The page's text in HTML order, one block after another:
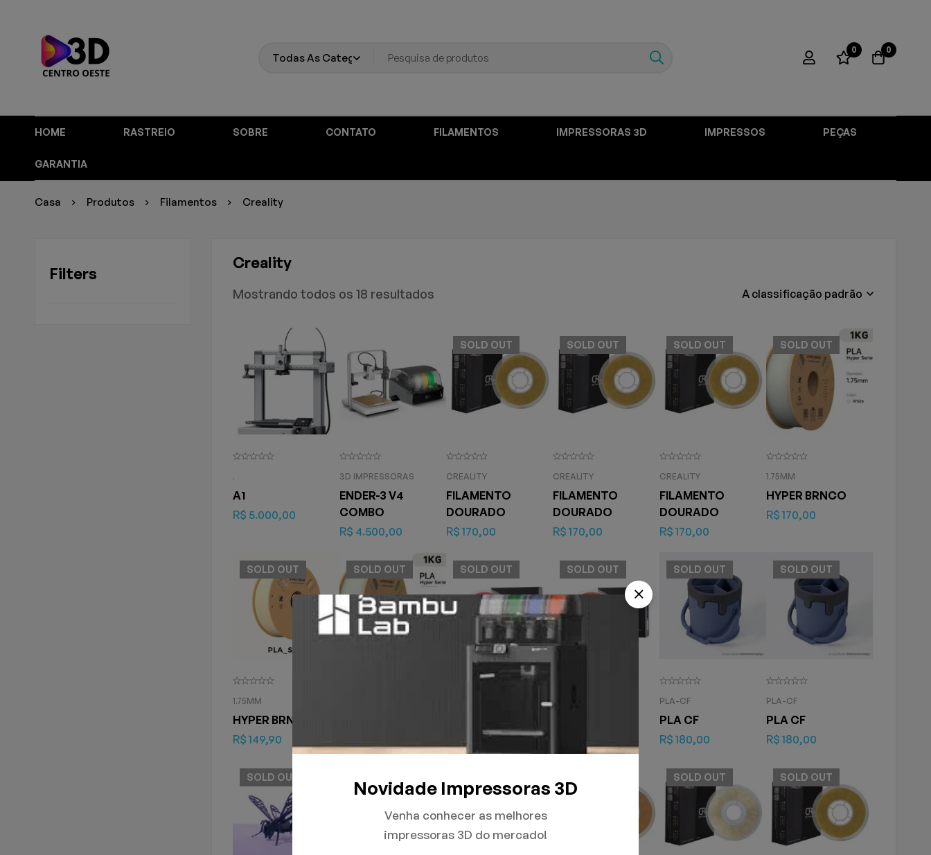
0 0
HOME RASTREIO SOBRE CONTATO FILAMENTOS IMPRESSORAS 3D IMPRESSOS PEÇAS
GARANTIA
Casa Produtos Filamentos Creality
Filters
Creality
Mostrando todos os 18 resultados A classificação padrão
.
A1
R$ 5.000,00
3D IMPRESSORAS
ENDER-3 V4
COMBO
R$ 4.500,00
SOLD OUT
CREALITY
FILAMENTO
DOURADO
R$ 170,00
SOLD OUT
CREALITY
FILAMENTO
DOURADO
R$ 170,00
SOLD OUT
CREALITY
FILAMENTO
DOURADO
R$ 170,00
SOLD OUT
1.75MM
HYPER BRNCO
R$ 170,00
SOLD OUT
1.75MM
HYPER BRNCO
R$ 149,90
SOLD OUT SOLD OUT
149,90
SOLD OUT
PLA
SOLD OUT
PLA-CF
PLA CF
R$ 180,00
SOLD OUT
PLA-CF
PLA CF
R$ 180,00
SOLD OUT SOLD OUT SOLD OUT
Novidade Impressoras 3D
Venha conhecer as melhores
impressoras 3D do mercado!